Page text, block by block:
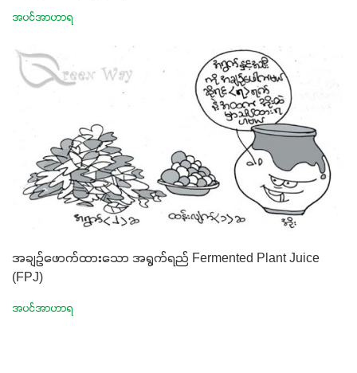
အပင်အာဟာရ
အချဉ်ဖောက်ထားသော အရွက်ရည် Fermented Plant Juice
(FPJ)
အပင်အာဟာရ